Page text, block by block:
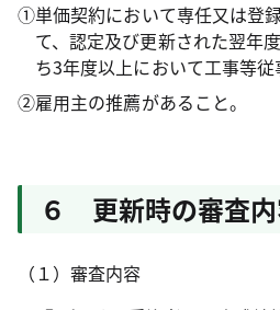
①単価契約において専任又は登
て、認定及び更新された翌年
ち3年度以上において工事等従
②雇用主の推薦があること。
６ 更新時の審査
（１）審査内容